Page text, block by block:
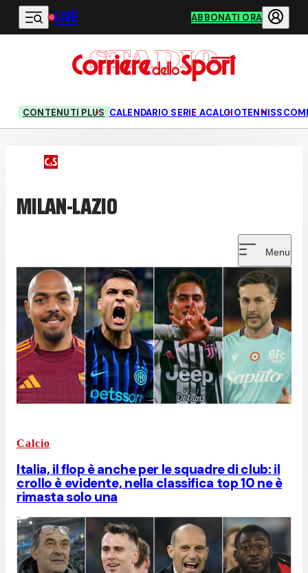
Vai al contenuto principale
LIVE ABBONATI ORA
CONTENUTI PLUS CALENDARIO SERIE ACALCIOTENNIS
MILAN-LAZIO
Menu
Calcio
Italia, il flop è anche per le squadre di club: il
crollo è evidente, nella classifica top 10 ne è
rimasta solo una